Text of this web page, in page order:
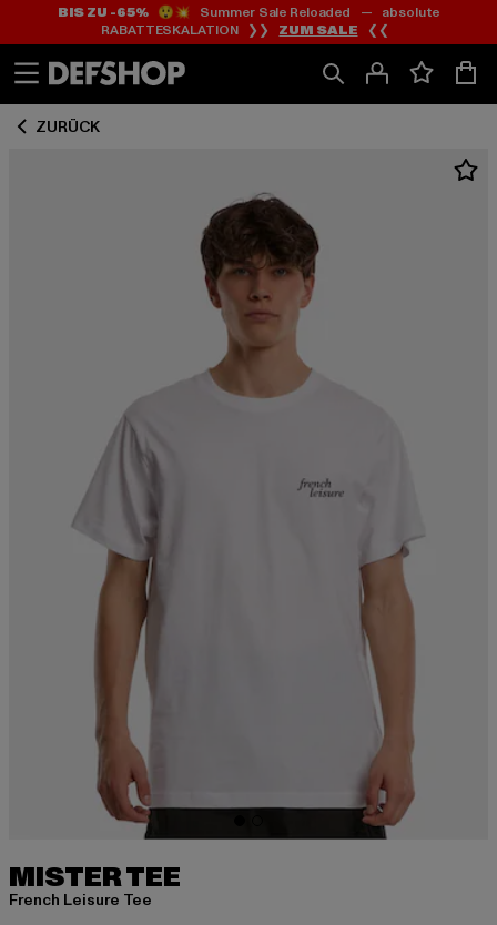
Zum
Inhalt
springen
Zum
Fußzeile
springen
BIS ZU -65%😲💥 Summer Sale Reloaded — absolute
RABATTESKALATION ❯❯ ZUM SALE ❮❮
ZURÜCK
MISTER TEE
French Leisure Tee